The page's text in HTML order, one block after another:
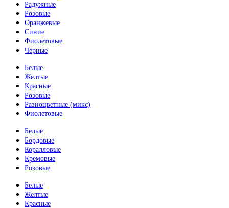
Радужные
Розовые
Оранжевые
Синие
Фиолетовые
Черные
Белые
Желтые
Красные
Розовые
Разноцветные (микс)
Фиолетовые
Белые
Бордовые
Коралловые
Кремовые
Розовые
Белые
Желтые
Красные